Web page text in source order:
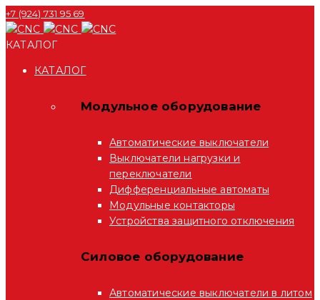
+7 (924) 731 95 69
КАТАЛОГ
КАТАЛОГ
Модульное оборудование
Автоматические выключатели
Выключатели нагрузки и
переключатели
Дифференциальные автоматы
Модульные контакторы
Устройства защитного отключения
Силовое оборудование
Автоматические выключатели в литом